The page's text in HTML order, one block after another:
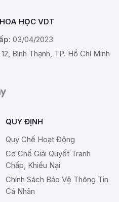
HỌC VDT
03/04/2023
Bình Thạnh, TP. Hồ Chí Minh
QUY ĐỊNH
Quy Chế Hoạt Động
Cơ Chế Giải Quyết Tranh
Chấp, Khiếu Nại
Chính Sách Bảo Vệ Thông Tin
Cá Nhân